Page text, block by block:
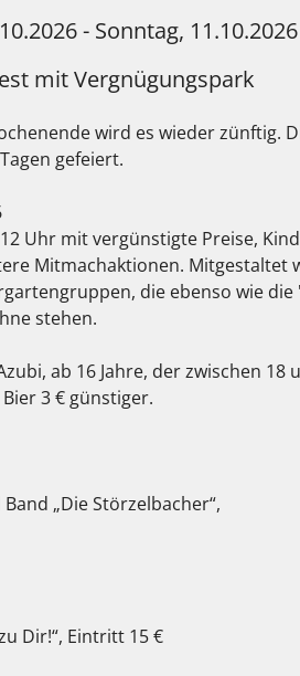
- Sonntag, 11.10.2026
mit Vergnügungspark
wird es wieder zünftig.
gefeiert.
Uhr mit vergünstigte Preise,
Mitmachaktionen. Mitgestaltet
die ebenso wie die
stehen.
ab 16 Jahre, der zwischen 18
3 € günstiger.
„Die Störzelbacher“,
Dir!“, Eintritt 15 €